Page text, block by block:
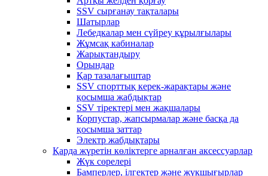
SSV сырғанау тақталары
Шатырлар
Лебедкалар мен сүйреу құрылғылары
Жұмсақ кабиналар
Жарықтандыру
Орындар
Қар тазалағыштар
SSV спорттық керек-жарақтары және
қосымша жабдықтар
SSV тіректері мен жақшалары
Корпустар, жапсырмалар және басқа да
қосымша заттар
Электр жабдықтары
Қарда жүретін көліктерге арналған аксессуарлар
Жүк сөрелері
Бамперлер, ілгектер және жүкшығырлар